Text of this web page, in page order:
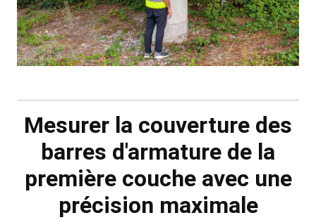
Mesurer la couverture des
barres d'armature de la
première couche avec une
précision maximale